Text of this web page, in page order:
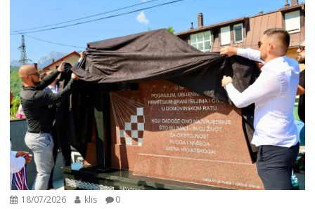
18/07/2026 klis 0